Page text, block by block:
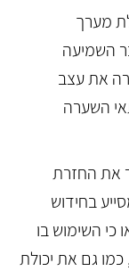
מערך
השמיעה
את עצב
השערה
את החזרת
בחידוש
כי השימוש בו
גם את יכולת